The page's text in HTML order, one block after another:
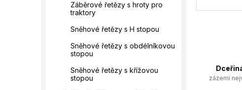
Záběrové řetězy s hroty pro
traktory
Sněhové řetězy s H stopou
Sněhové řetězy s obdélníkovou
stopou
Sněhové řetězy s křížovou
stopou
zázemí